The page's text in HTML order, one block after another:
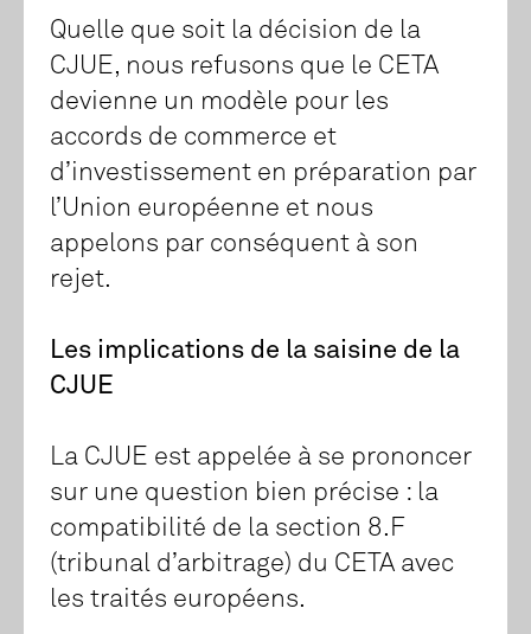
Quelle que soit la décision de la
CJUE, nous refusons que le CETA
devienne un modèle pour les
accords de commerce et
d’investissement en préparation par
l’Union européenne et nous
appelons par conséquent à son
rejet.
Les implications de la saisine de la
CJUE
La CJUE est appelée à se prononcer
sur une question bien précise : la
compatibilité de la section 8.F
(tribunal d’arbitrage) du CETA avec
les traités européens.